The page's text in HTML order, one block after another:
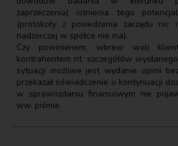
zaprzeczenia) istnienia tego
(protokoły z posiedzenia zarządu
nadzorczej w spółce nie ma).
Czy powinienem, wbrew woli
kontrahentem nt. szczegółów
sytuacji możliwe jest wydanie opinii
przekazał oświadczenie o kontynuacji
w sprawozdaniu finansowym nie
ww. piśmie.